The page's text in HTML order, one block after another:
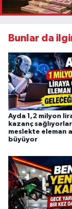
Bunlar da
Ayda 1,2 milyon
kazanç
meslekte eleman
büyüyor